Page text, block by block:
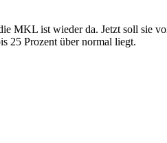
MKL ist wieder da. Jetzt soll sie
25 Prozent über normal liegt.